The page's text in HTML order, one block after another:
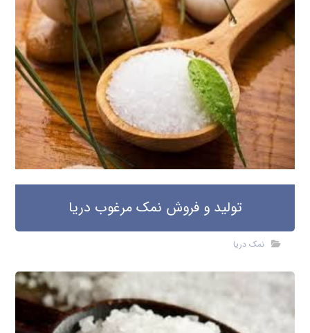
تولید و فروش نمک مرغوب دریا
نمک دریا